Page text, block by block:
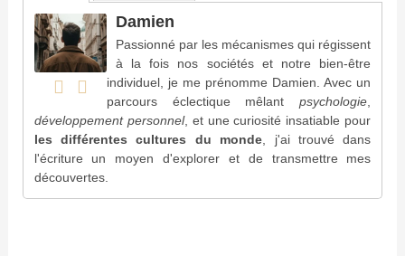
Damien
Passionné par les mécanismes qui régissent
à la fois nos sociétés et notre bien-être
individuel, je me prénomme Damien. Avec un
parcours éclectique mêlantpsychologie,
développement personnel, et une curiosité insatiable pour
les différentes cultures du monde, j'ai trouvé dans
l'écriture un moyen d'explorer et de transmettre mes
découvertes.